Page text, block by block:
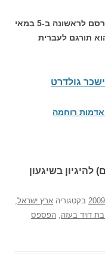
קטע זה כלול במאמר שכתב אורי צבי ופורסם לראשונה ב-5 במאי
הוא תורגם לעברית
גולדרט
רוחמה
להיגיון בשיגעון
בקטגוריה ארץ ישראל
דויד בעזה הפספס